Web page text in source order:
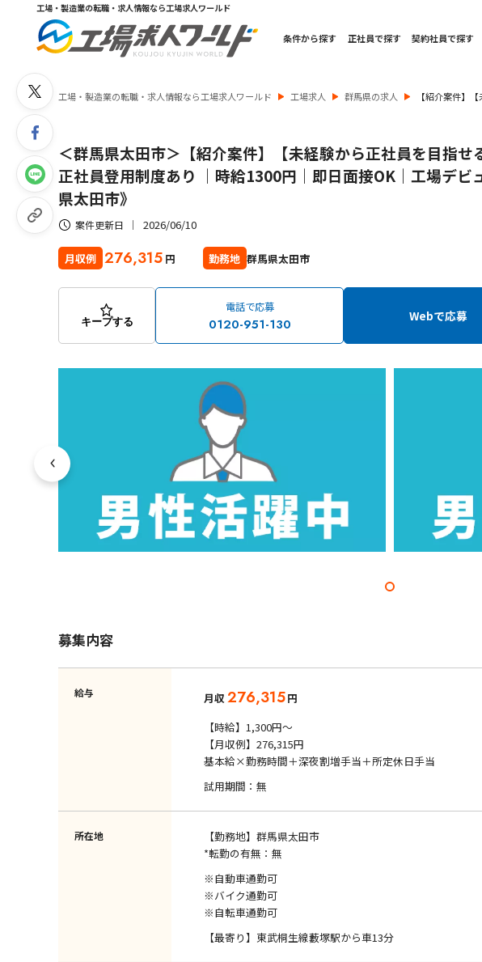
工場・製造業の転職・求人情報なら工場求人ワールド
条件から探す 正社員で探す 契約社員で探す
工場・製造業の転職・求人情報なら工場求人ワールド 工場求人 群馬県の求人 【紹介案件】
＜群馬県太田市＞【紹介案件】【未経験から正社員を目指
正社員登用制度あり ｜時給1300円｜即日面接OK｜工場デビ
県太田市》
案件更新日 2026/06/10
月収例 276,315 円 勤務地 群馬県太田市
キープする
電話で応募
0120-951-130 Webで応募
募集内容
給与 月収 276,315円
【時給】1,300円～
【月収例】276,315円
基本給×勤務時間＋深夜割増手当＋所定休日手当
試用期間：無
所在地
【勤務地】群馬県太田市
*転勤の有無：無
※自動車通勤可
※バイク通勤可
※自転車通勤可
【最寄り】東武桐生線藪塚駅から車13分